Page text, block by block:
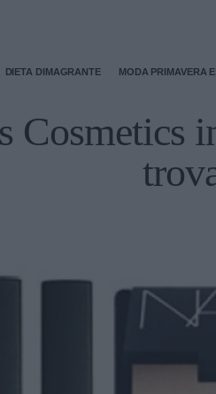
DIETA DIMAGRANTE MODA PRIMAVERA
Cosmetics